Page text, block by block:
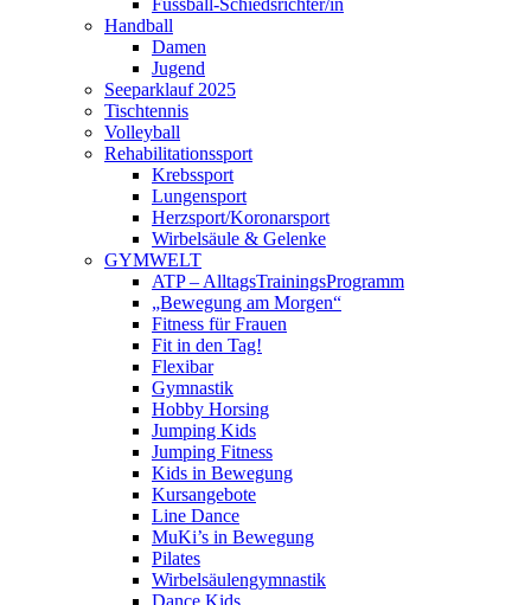
Fussball-Schiedsrichter/in
Handball
Damen
Jugend
Seeparklauf 2025
Tischtennis
Volleyball
Rehabilitationssport
Krebssport
Lungensport
Herzsport/Koronarsport
Wirbelsäule & Gelenke
GYMWELT
ATP – AlltagsTrainingsProgramm
„Bewegung am Morgen“
Fitness für Frauen
Fit in den Tag!
Flexibar
Gymnastik
Hobby Horsing
Jumping Kids
Jumping Fitness
Kids in Bewegung
Kursangebote
Line Dance
MuKi’s in Bewegung
Pilates
Wirbelsäulengymnastik
Dance Kids